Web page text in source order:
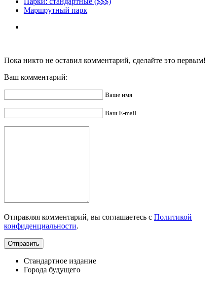
Маршрутный парк
Пока никто не оставил комментарий, сделайте это первым!
Ваш комментарий:
Ваше имя
Ваш E-mail
Отправляя комментарий, вы соглашаетесь с Политикой
конфиденциальности.
Стандартное издание
Города будущего